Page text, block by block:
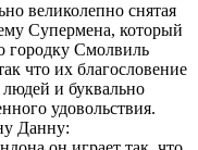
великолепно снятая
Супермена, который
городку Смолвиль
что их благословение
и буквально
удовольствия.
Данну: